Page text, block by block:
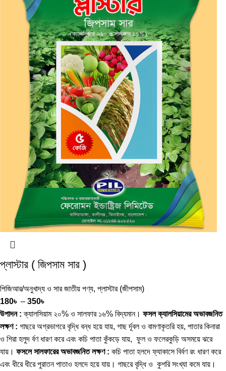
প্লাস্টার ( জিপসাম সার )
পিজিআর/অনুখাদ্য ও সার জাতীয় পণ্য, প্লাস্টার (জীপসাম)
180৳ – 350৳
উপাদন : ক্যালসিয়াম ২০% ও সালফার ১৬% বিদ্যমান। ফসল ক্যালসিয়ামের অভাবজনিত
লক্ষণ : গাছরে অগ্রভাগরে বৃদ্ধি বন্ধ হয়ে যায়, গাছ র্দূবল ও বামণাকৃতরি হয়, পাতার কিনারা
ও শিরা হলুদ র্বণ ধারণ করে এবং কচি পাতা কুঁকড়ে যায়, ফুল ও ফলেরকুড়ি অসময়ে ঝরে
যায়। ফসলে সালফারের অভাবজনিত লক্ষণ : কচি পাতা হলদে ফ্যাকাসে বির্বণ রং ধারণ করে
এবং ধীরে ধীরে পুরাতন পাতাও হলদে হয়ে যায়। গাছরে বৃদ্ধি ও কুশরি সংখ্যা কমে যায়।